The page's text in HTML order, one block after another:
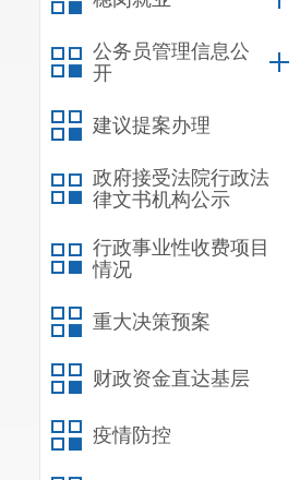
公务员管理信息公
开
建议提案办理
政府接受法院行政法
律文书机构公示
行政事业性收费项目
情况
重大决策预案
财政资金直达基层
疫情防控